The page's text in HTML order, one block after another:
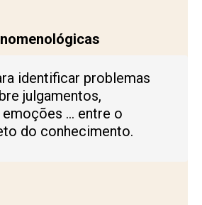
identificar problemas
julgamentos,
… entre o
do conhecimento.